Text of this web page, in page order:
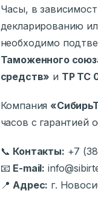
Часы, в
декларированию
необходимо
Таможенного
средств» и ТР ТС
Компания
часов с гарантией
📞 Контакты: +7
📧 E-mail:
📍Адрес: г.